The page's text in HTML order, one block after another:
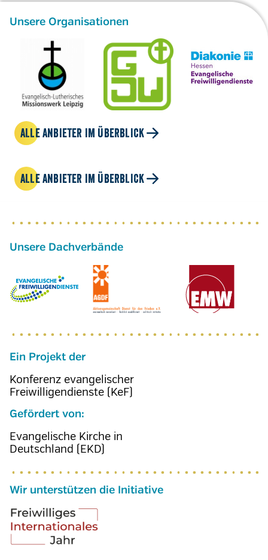
Unsere Organisationen
ALLE ANBIETER IM ÜBERBLICK
ALLE ANBIETER IM ÜBERBLICK
Ein Projekt der
Konferenz evangelischer
Freiwilligendienste (KeF)
Gefördert von:
Evangelische Kirche in
Deutschland (EKD)
Wir unterstützen die Initiative